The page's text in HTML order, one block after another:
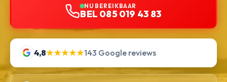
NU BEREIKBAAR
BEL 085 019 43 83
4,8★★★★★143 Google reviews